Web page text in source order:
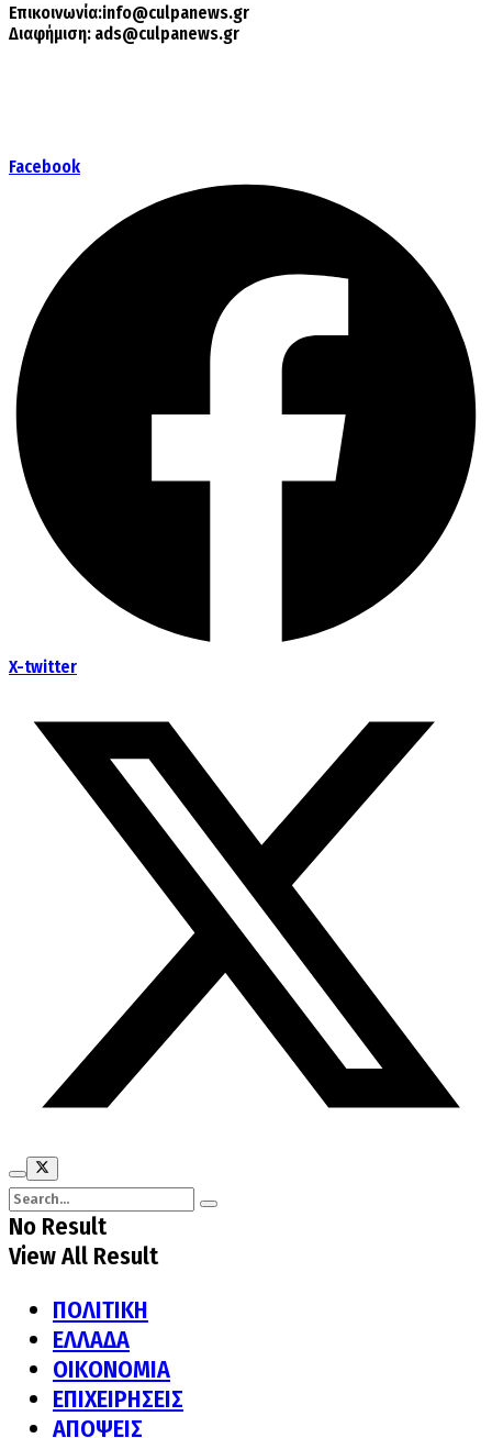
Επικοινωνία:info@culpanews.gr
Διαφήμιση: ads@culpanews.gr
Facebook
X-twitter
No Result
View All Result
ΠΟΛΙΤΙΚΗ
ΕΛΛΑΔΑ
ΟΙΚΟΝΟΜΙΑ
ΕΠΙΧΕΙΡΗΣΕΙΣ
ΑΠΟΨΕΙΣ